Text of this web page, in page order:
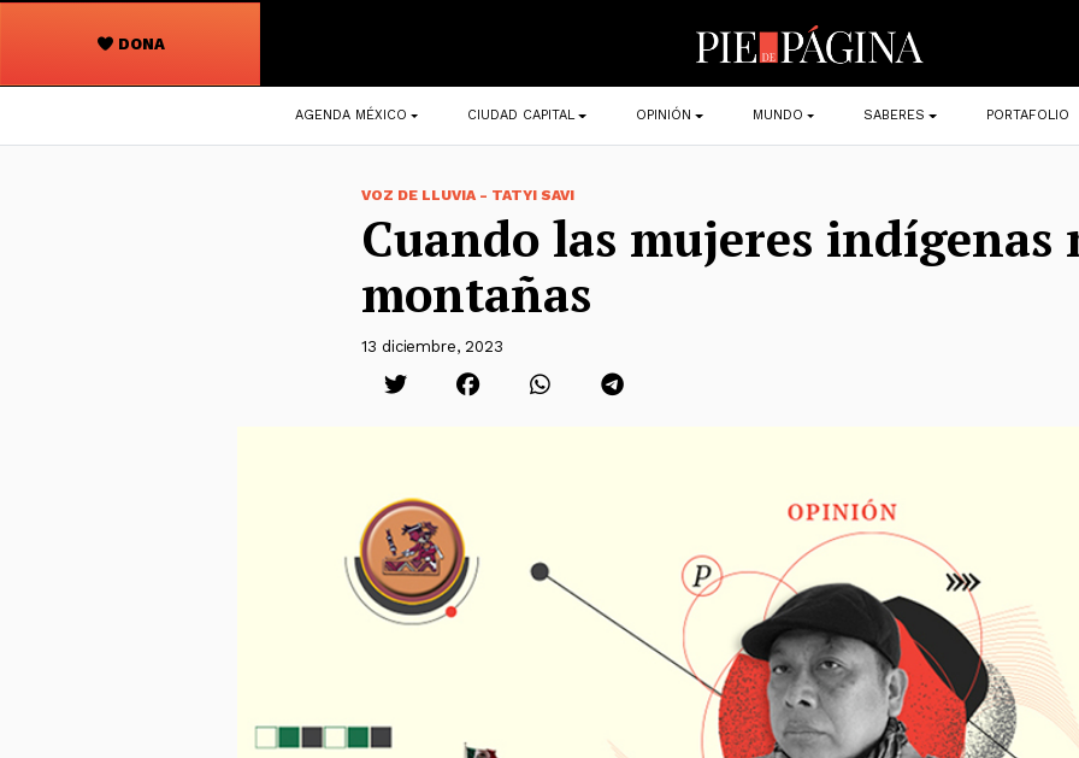
DONA
Navegación
principal
AGENDA MÉXICO CIUDAD CAPITAL OPINIÓN MUNDO SABERES PORTAFOLIO
VOZ DE LLUVIA - TATYI SAVI
Cuando las mujeres indígenas
montañas
13 diciembre, 2023